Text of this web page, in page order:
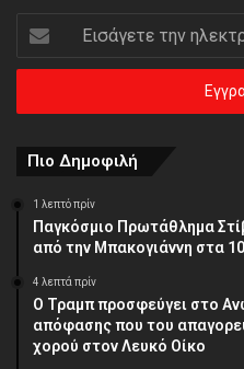
Εισάγετε
την
ηλεκτρονική
διεύθυνση
Πιο Δημοφιλή
1 λεπτό πρίν
Παγκόσμιο Πρωτάθλημα
από την Μπακογιάννη στα
4 λεπτά πρίν
Ο Τραμπ προσφεύγει στο
απόφασης που του
χορού στον Λευκό Οίκο